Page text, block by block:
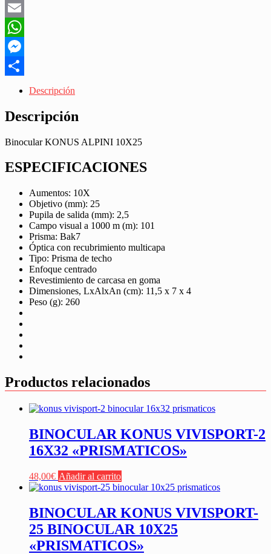
Twitter
Email
WhatsApp
Messenger
Descripción
Descripción
Binocular KONUS ALPINI 10X25
ESPECIFICACIONES
Aumentos: 10X
Objetivo (mm): 25
Pupila de salida (mm): 2,5
Campo visual a 1000 m (m): 101
Prisma: Bak7
Óptica con recubrimiento multicapa
Tipo: Prisma de techo
Enfoque centrado
Revestimiento de carcasa en goma
Dimensiones, LxAlxAn (cm): 11,5 x 7 x 4
Peso (g): 260
Productos relacionados
BINOCULAR KONUS VIVISPORT-2
16X32 «PRISMATICOS»
48,00€ Añadir al carrito
BINOCULAR KONUS VIVISPORT-
25 BINOCULAR 10X25
«PRISMATICOS»